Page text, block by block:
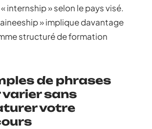
internship » selon le pays visé.
» implique davantage
structuré de formation
de phrases
varier sans
votre